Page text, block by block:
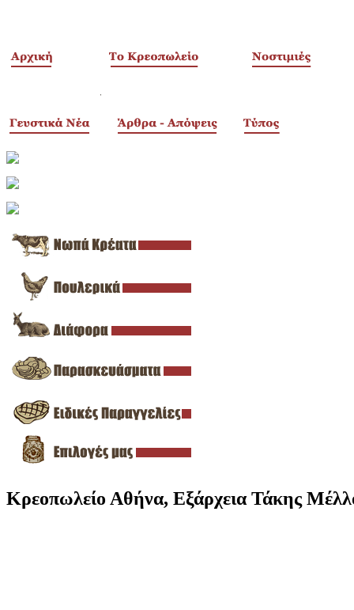
Κρεοπωλείο Αθήνα, Εξάρχεια Τάκης